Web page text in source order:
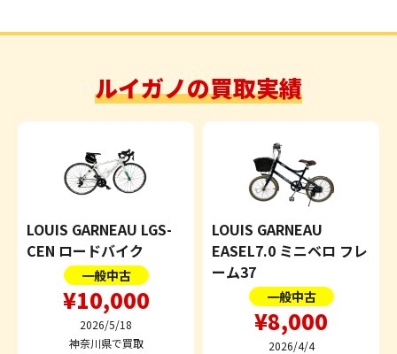
ルイガノの買取実績
LOUIS GARNEAU LGS-
CEN ロードバイク
一般中古
¥10,000
2026/5/18
神奈川県で買取
LOUIS GARNEAU
EASEL7.0 ミニベロ フレ
ーム37
一般中古
¥8,000
2026/4/4